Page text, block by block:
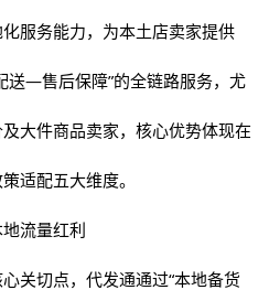
服务能力，为本土店卖家提供
—售后保障”的全链路服务，尤
大件商品卖家，核心优势体现在
适配五大维度。
地流量红利
关切点，代发通通过“本地备货